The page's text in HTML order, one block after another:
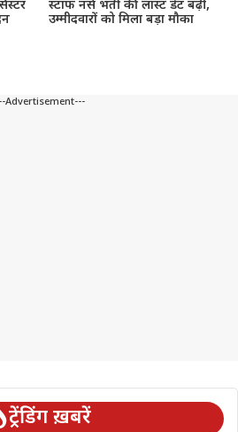
स्टाफ नर्स भर्ती की लास्ट डेट बढ़ी,
उम्मीदवारों को मिला बड़ा मौका
Advertisement---
ट्रेंडिंग ख़बरें